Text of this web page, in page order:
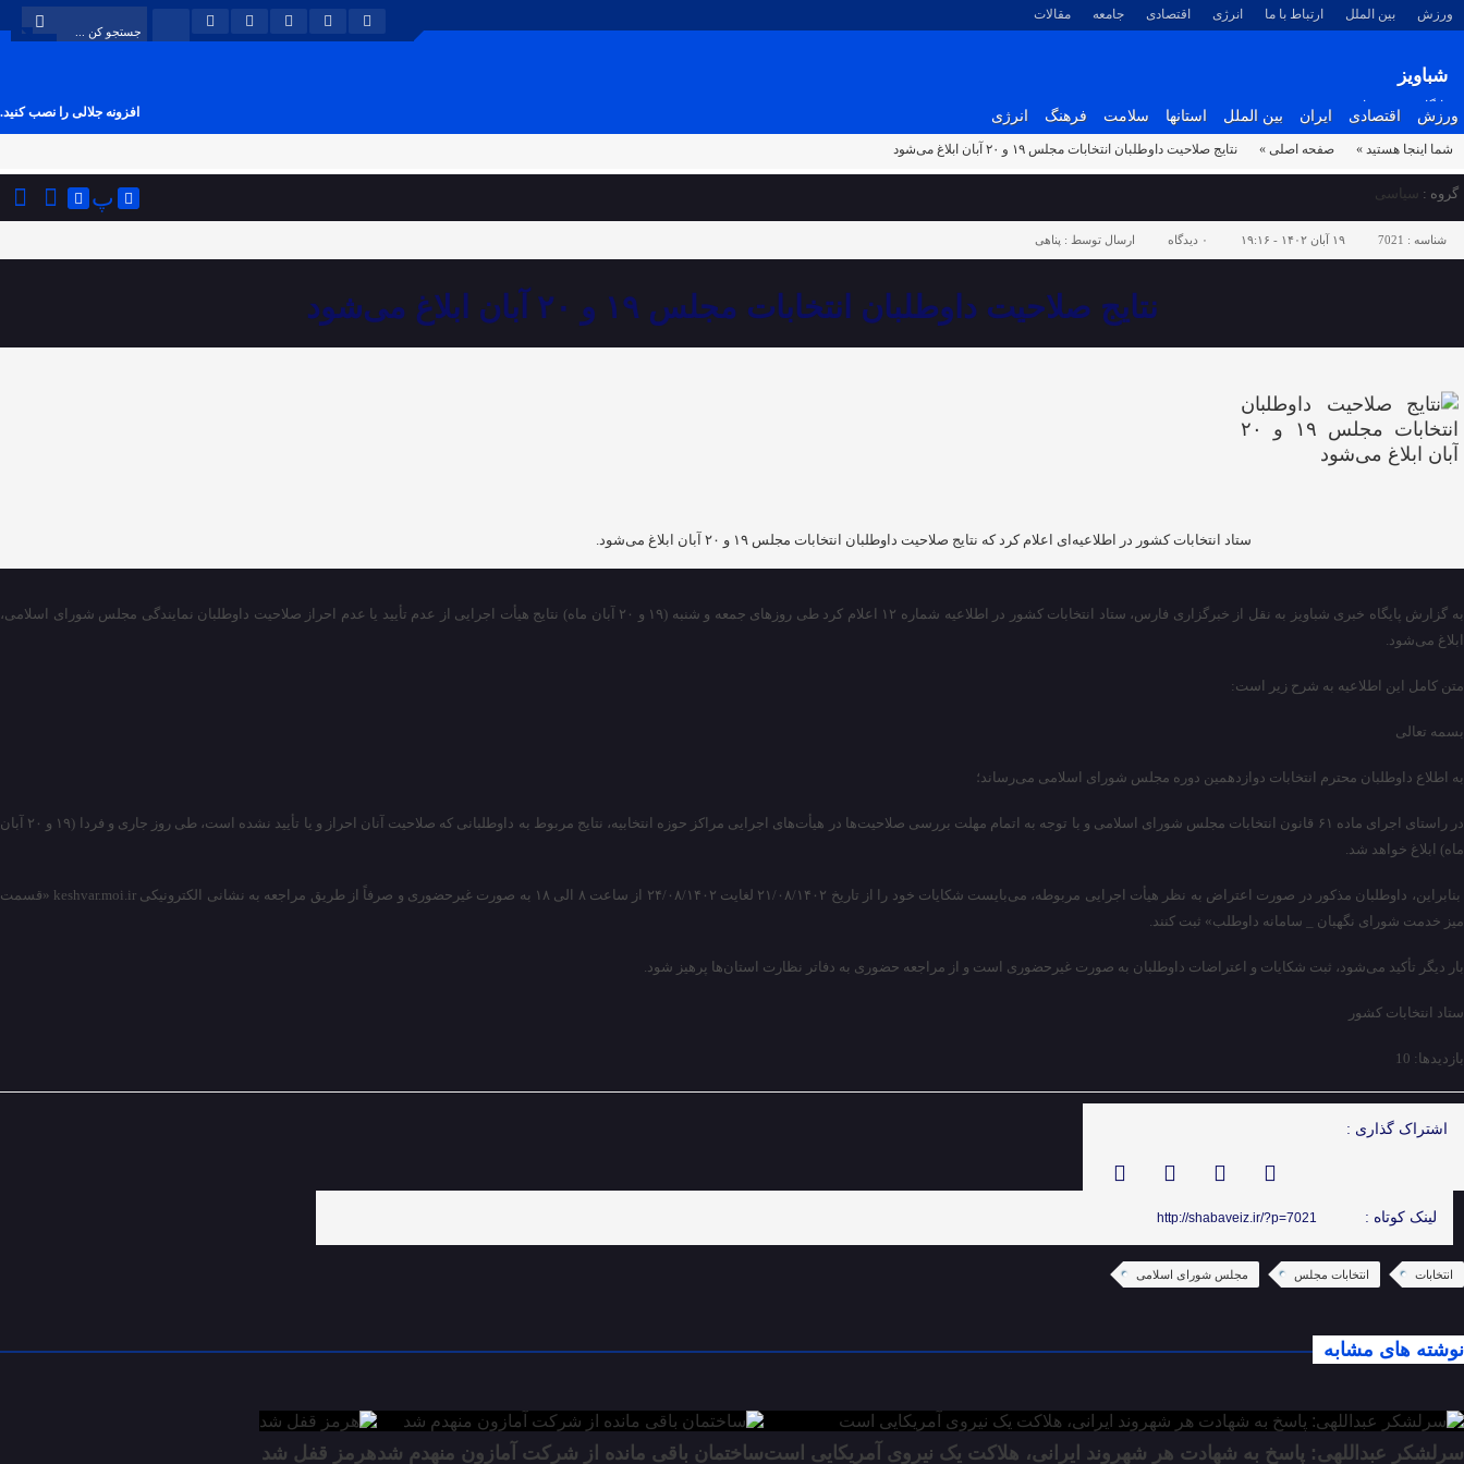
ورزش بین الملل ارتباط با ما انرژی اقتصادی جامعه مقالات
شباویز
پایگاه خبری شباویز
ورزش اقتصادی ایران بین الملل استانها سلامت فرهنگ انرژی افزونه جلالی را نصب کنید.
شما اینجا هستید » صفحه اصلی » نتایج صلاحیت داوطلبان انتخابات مجلس ۱۹ و ۲۰ آبان ابلاغ می‌شود
گروه : سیاسی پ
شناسه : 7021 ۱۹ آبان ۱۴۰۲ - ۱۹:۱۶ ۰ دیدگاه ارسال توسط : پناهی
نتایج صلاحیت داوطلبان انتخابات مجلس ۱۹ و ۲۰ آبان ابلاغ می‌شود
ستاد انتخابات کشور در اطلاعیه‌ای اعلام کرد که نتایج صلاحیت داوطلبان انتخابات مجلس ۱۹ و ۲۰ آبان ابلاغ می‌شود.
به گزارش پایگاه خبری شباویز به نقل از خبرگزاری فارس، ستاد انتخابات کشور در اطلاعیه شماره ۱۲ اعلام کرد طی روزهای جمعه و شنبه (۱۹ و ۲۰ آبان ماه) نتایج هیأت اجرایی از عدم تأیید یا عدم احراز صلاحیت داوطلبان نمایندگی مجلس شورای اسلامی،
ابلاغ می‌شود.
متن کامل این اطلاعیه به شرح زیر است:
بسمه تعالی
به اطلاع داوطلبان محترم انتخابات دوازدهمین دوره مجلس شورای اسلامی می‌رساند؛
در راستای اجرای ماده ۶۱ قانون انتخابات مجلس شورای اسلامی و با توجه به اتمام مهلت بررسی صلاحیت‌ها در هیأت‌های اجرایی مراکز حوزه انتخابیه، نتایج مربوط به داوطلبانی که صلاحیت آنان احراز و یا تأیید نشده است، طی روز جاری و فردا (۱۹ و ۲۰ آبان
ماه) ابلاغ خواهد شد.
بنابراین، داوطلبان مذکور در صورت اعتراض به نظر هیأت اجرایی مربوطه، می‌بایست شکایات خود را از تاریخ ۲۱/۰۸/۱۴۰۲ لغایت ۲۴/۰۸/۱۴۰۲ از ساعت ۸ الی ۱۸ به صورت غیرحضوری و صرفاً از طریق مراجعه به نشانی الکترونیکی keshvar.moi.ir «قسمت
میز خدمت شورای نگهبان _ سامانه داوطلب» ثبت کنند.
بار دیگر تأکید می­‌شود، ثبت شکایات و اعتراضات داوطلبان به صورت غیرحضوری است و از مراجعه حضوری به دفاتر نظارت استان‌ها پرهیز شود.
ستاد انتخابات کشور
بازدیدها: 10
اشتراک گذاری :
لینک کوتاه : http://shabaveiz.ir/?p=7021
انتخابات انتخابات مجلس مجلس شورای اسلامی
نوشته های مشابه
سرلشکر عبداللهی: پاسخ به شهادت هر شهروند ایرانی، هلاکت یک نیروی آمریکایی استساختمان باقی مانده از شرکت آمازون منهدم شدهرمز قفل شد